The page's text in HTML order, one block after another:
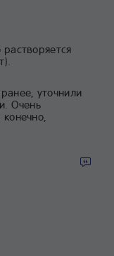
уточнили
Очень